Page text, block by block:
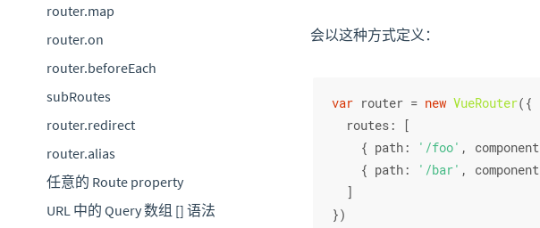
router.map
router.on
router.beforeEach
subRoutes
router.redirect
router.alias
任意的 Route property
URL 中的 Query 数组 [] 语法
会以这种方式定义：
var router = new VueRouter({
routes : [
    {
path : '/foo' , component
    {
path : '/bar' , component
  ]
})